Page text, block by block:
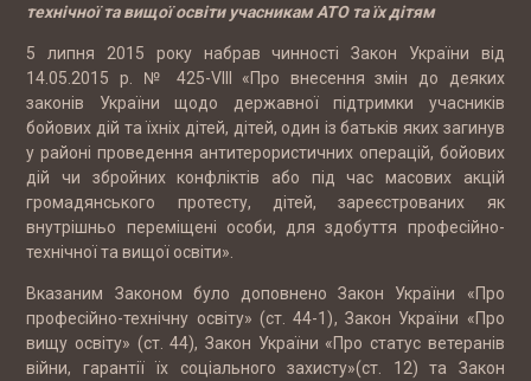
технічної та вищої освіти учасникам АТО та їх дітям
5 липня 2015 року набрав чинності Закон України від
14.05.2015 р. № 425-VIII «Про внесення змін до деяких
законів України щодо державної підтримки учасників
бойових дій та їхніх дітей, дітей, один із батьків яких загинув
у районі проведення антитерористичних операцій, бойових
дій чи збройних конфліктів або під час масових акцій
громадянського протесту, дітей, зареєстрованих як
внутрішньо переміщені особи, для здобуття професійно-
технічної та вищої освіти».
Вказаним Законом було доповнено Закон України «Про
професійно-технічну освіту» (ст. 44-1), Закон України «Про
вищу освіту» (ст. 44), Закон України «Про статус ветеранів
війни, гарантії їх соціального захисту»(ст. 12) та Закон